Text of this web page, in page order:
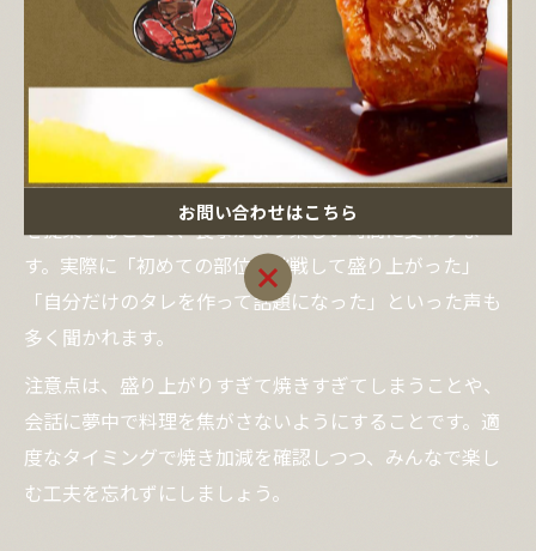
も距離が縮まりやすく、宴会やグループ利用にも最適で
また、焼肉の部位や焼き方の違いを解説し合うなど、知
識を共有するのも会話が弾むポイントです。経験者は初
心者に焼き方のコツを教えたり、珍しい部位の食べ比べ
を提案することで、食事がより楽しい時間に変わりま
す。実際に「初めての部位に挑戦して盛り上がった」
「自分だけのタレを作って話題になった」といった声も
多く聞かれます。
注意点は、盛り上がりすぎて焼きすぎてしまうことや、
会話に夢中で料理を焦がさないようにすることです。適
度なタイミングで焼き加減を確認しつつ、みんなで楽し
む工夫を忘れずにしましょう。
お問い合わせはこちら
お問い合わせはこちら